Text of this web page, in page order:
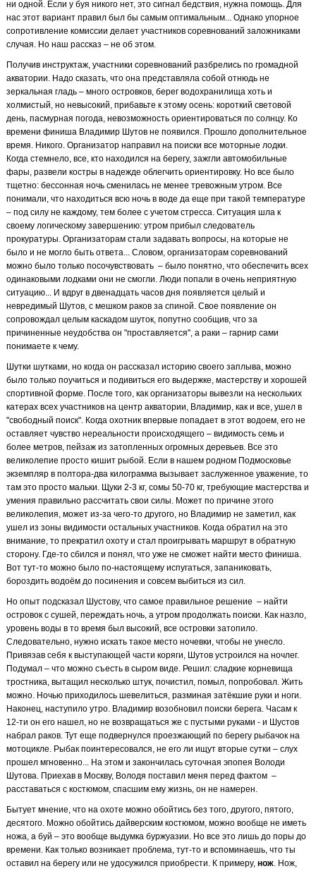
ни одной. Если у буя никого нет, это сигнал бедствия, нужна помощь. Для
нас этот вариант правил был бы самым оптимальным... Однако упорное
сопротивление комиссии делает участников соревнований заложниками
случая. Но наш рассказ – не об этом.
Получив инструктаж, участники соревнований разбрелись по громадной
акватории. Надо сказать, что она представляла собой отнюдь не
зеркальная гладь – много островков, берег водохранилища хоть и
холмистый, но невысокий, прибавьте к этому осень: короткий световой
день, пасмурная погода, невозможность ориентироваться по солнцу. Ко
времени финиша Владимир Шутов не появился. Прошло дополнительное
время. Никого. Организатор направил на поиски все моторные лодки.
Когда стемнело, все, кто находился на берегу, зажгли автомобильные
фары, развели костры в надежде облегчить ориентировку. Но все было
тщетно: бессонная ночь сменилась не менее тревожным утром. Все
понимали, что находиться всю ночь в воде да еще при такой температуре
– под силу не каждому, тем более с учетом стресса. Ситуация шла к
своему логическому завершению: утром прибыл следователь
прокуратуры. Организаторам стали задавать вопросы, на которые не
было и не могло быть ответа... Словом, организаторам соревнований
можно было только посочувствовать – было понятно, что обеспечить всех
одинаковыми лодками они не смогли. Люди попали в очень неприятную
ситуацию... И вдруг в двенадцать часов дня появляется целый и
невредимый Шутов, с мешком раков за спиной. Свое появление он
сопровождал целым каскадом шуток, попутно сообщив, что за
причиненные неудобства он "проставляется", а раки – гарнир сами
понимаете к чему.
Шутки шутками, но когда он рассказал историю своего заплыва, можно
было только поучиться и подивиться его выдержке, мастерству и хорошей
спортивной форме. После того, как организаторы вывезли на нескольких
катерах всех участников на центр акватории, Владимир, как и все, ушел в
"свободный поиск". Когда охотник впервые попадает в этот водоем, его не
оставляет чувство нереальности происходящего – видимость семь и
более метров, пейзаж из затопленных огромных деревьев. Все это
великолепие просто кишит рыбой. Если в нашем родном Подмосковье
экземпляр в полтора-два килограмма вызывает заслуженное уважение, то
там это просто мальки. Щуки 2-3 кг, сомы 50-70 кг, требующие мастерства и
умения правильно рассчитать свои силы. Может по причине этого
великолепия, может из-за чего-то другого, но Владимир не заметил, как
ушел из зоны видимости остальных участников. Когда обратил на это
внимание, то прекратил охоту и стал проигрывать маршрут в обратную
сторону. Где-то сбился и понял, что уже не сможет найти место финиша.
Вот тут-то можно было по-настоящему испугаться, запаниковать,
бороздить водоём до посинения и совсем выбиться из сил.
Но опыт подсказал Шустову, что самое правильное решение – найти
островок с сушей, переждать ночь, а утром продолжать поиски. Как назло,
уровень воды в то время был высокий, все островки затопило.
Следовательно, нужно искать такое место ночевки, чтобы не унесло.
Привязав себя к выступающей части коряги, Шутов устроился на ночлег.
Подумал – что можно съесть в сыром виде. Решил: сладкие корневища
тростника, вытащил несколько штук, почистил, помыл, попробовал. Жить
можно. Ночью приходилось шевелиться, разминая затёкшие руки и ноги.
Наконец, наступило утро. Владимир возобновил поиски берега. Часам к
12-ти он его нашел, но не возвращаться же с пустыми руками - и Шустов
набрал раков. Тут еще подвернулся проезжающий по берегу рыбачок на
мотоцикле. Рыбак поинтересовался, не его ли ищут вторые сутки – слух
прошел мгновенно... На этом и закончилась суточная эпопея Володи
Шутова. Приехав в Москву, Володя поставил меня перед фактом –
расставаться с костюмом, спасшим ему жизнь, он не намерен.
Бытует мнение, что на охоте можно обойтись без того, другого, пятого,
десятого. Можно обойтись дайверским костюмом, можно вообще не иметь
ножа, а буй – это вообще выдумка буржуазии. Но все это лишь до поры до
времени. Как только возникает проблема, тут-то и вспоминаешь, что ты
оставил на берегу или не удосужился приобрести. К примеру, нож. Нож,